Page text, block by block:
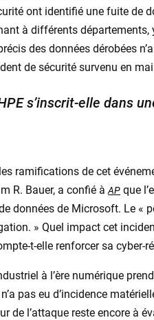
ont identifié une fuite de
à différents
des données dérobées
de sécurité survenu en
s’inscrit-elle dans
ramifications de cet
R. Bauer, a confié àAPque
données de Microsoft. Le «
» Quel impact cet
t-elle renforcer sa cyber-
à l’ère numérique
pas eu d’incidence
de l’attaque reste encore à